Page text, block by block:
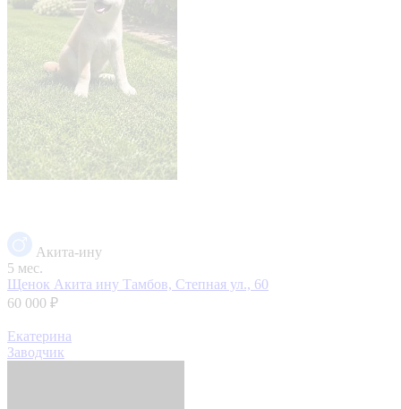
Акита-ину
5 мес.
Щенок Акита ину Тамбов, Степная ул., 60
60 000 ₽
Екатерина
Заводчик